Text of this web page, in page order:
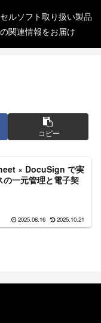
ルソフト取り扱い製品
の関連情報をお届け
コピー
× DocuSign で実
一元管理と電子契
2025.08.16 2025.10.21